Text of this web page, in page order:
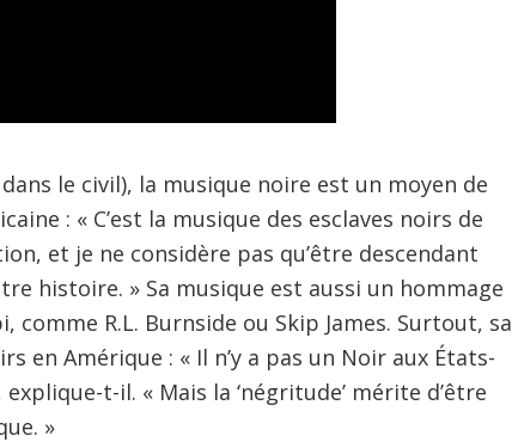
le civil), la musique noire est un moyen de
: « C’est la musique des esclaves noirs de
et je ne considère pas qu’être descendant
histoire. » Sa musique est aussi un hommage
R.L. Burnside ou Skip James. Surtout, sa
en Amérique : « Il n’y a pas un Noir aux États-
t-il. « Mais la ‘négritude’ mérite d’être
»